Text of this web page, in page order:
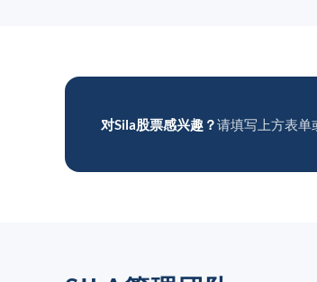
对Sila股票感兴趣？请填写上方表单